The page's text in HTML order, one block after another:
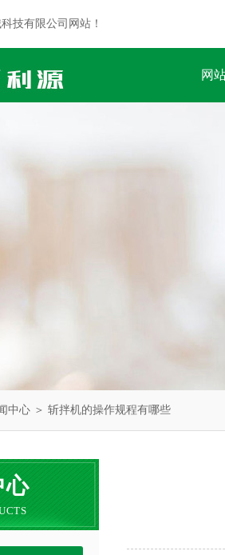
技有限公司网站！
网
中心 ＞ 斩拌机的操作规程有哪些
心